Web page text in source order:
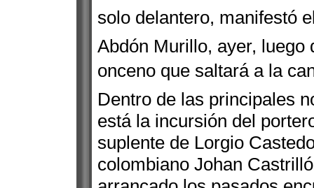
solo delantero, manifestó
Abdón Murillo, ayer,
onceno que saltará a la
Dentro de las principales
está la incursión del
suplente de Lorgio
colombiano Johan